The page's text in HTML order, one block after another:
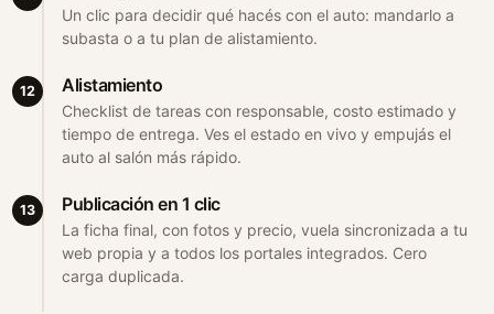
Un clic para decidir qué hacés con el auto: mandarlo a
subasta o a tu plan de alistamiento.
12 Alistamiento
Checklist de tareas con responsable, costo estimado y
tiempo de entrega. Ves el estado en vivo y empujás el
auto al salón más rápido.
13 Publicación en 1 clic
La ficha final, con fotos y precio, vuela sincronizada a tu
web propia y a todos los portales integrados. Cero
carga duplicada.